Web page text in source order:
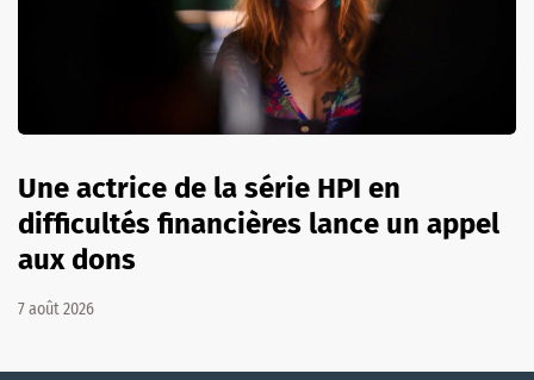
Une actrice de la série HPI en
difficultés financières lance un appel
aux dons
7 août 2026